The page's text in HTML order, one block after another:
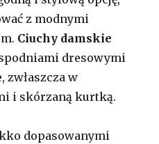
z modnymi
Ciuchy damskie
dresowymi
zwłaszcza w
i skórzaną kurtką.
dopasowanymi